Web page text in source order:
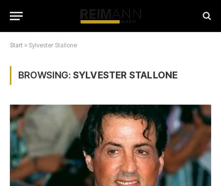
Start » Sylvester Stallone
BROWSING: SYLVESTER STALLONE